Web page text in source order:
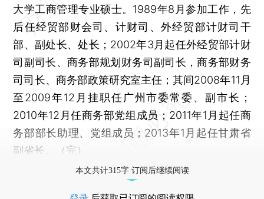
大学工商管理专业硕士。1989年8月参加工作，先
后任经贸部财会司、计财司、外经贸部计财司干
部、副处长、处长；2002年3月起任外经贸部计财
司副司长、商务部规划财务司副司长，商务部财务
司司长、商务部政策研究室主任；其间2008年11月
至2009年12月挂职任广州市委常委、副市长；
2010年12月任商务部党组成员；2011年1月起任商
务部部长助理、党组成员；2013年1月起任甘肃省
副省长。（完）
本文共计315字 订阅后继续阅读